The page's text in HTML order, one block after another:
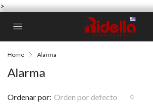
>
Home Alarma
Alarma
Ordenar por: Orden por defecto